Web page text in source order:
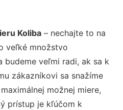
Koliba – nechajte to na
veľké množstvo
budeme veľmi radi, ak sa k
zákazníkovi sa snažíme
možnej miere,
prístup je kľúčom k